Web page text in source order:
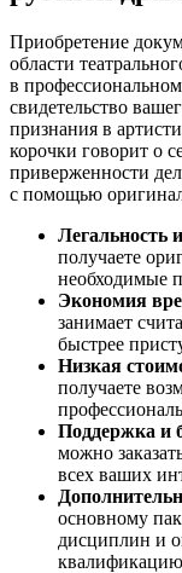
Приобретение
области
в
свидетельство
признания в
корочки говорит о
приверженности
с помощью
Легальность
получаете
необходимые
Экономия
занимает
быстрее
Низкая
получаете
Поддержка и
можно
всех ваших
основному
дисциплин и